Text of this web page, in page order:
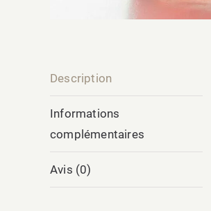
Description
Informations
complémentaires
Avis (0)